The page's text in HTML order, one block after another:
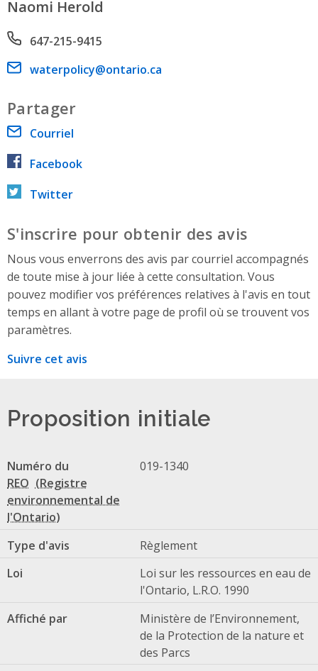
Naomi Herold
Phone number
647-215-9415
Email address
waterpolicy@ontario.ca
Partager
Courriel
Facebook
Twitter
S'inscrire pour obtenir des avis
Nous vous enverrons des avis par courriel accompagnés
de toute mise à jour liée à cette consultation. Vous
pouvez modifier vos préférences relatives à l'avis en tout
temps en allant à votre page de profil où se trouvent vos
paramètres.
Suivre cet avis
Proposition initiale
Numéro du
REO
019-1340
Type d'avis
Règlement
Loi
Loi sur les ressources en eau de
l'Ontario, L.R.O. 1990
Affiché par
Ministère de l’Environnement,
de la Protection de la nature et
des Parcs